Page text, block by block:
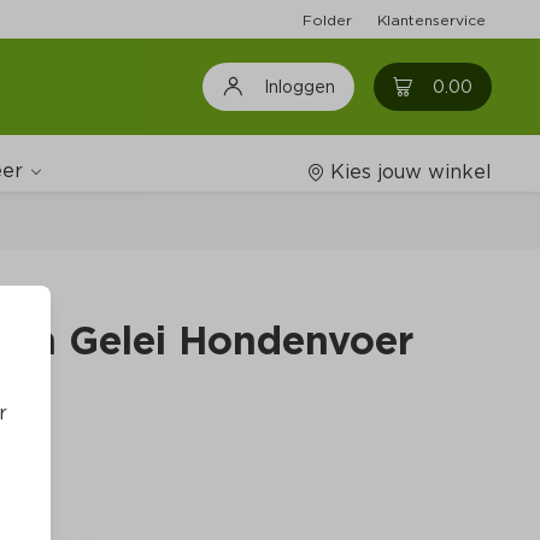
Folder Klantenservice
Inloggen 0.00 0
Wijnshop
Kies jouw winkel
in Gelei Hondenvoer